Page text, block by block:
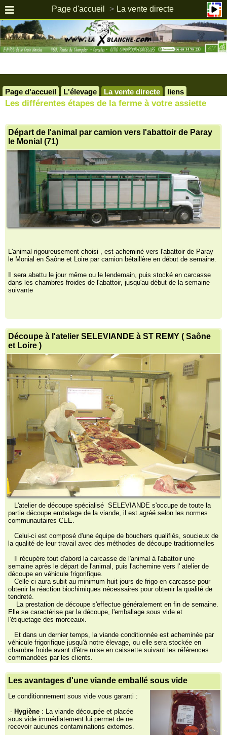
Page d'accueil La vente directe
Page d'accueil L'élevage La vente directe liens
Les différentes étapes de la ferme à votre assiette
Départ de l'animal par camion vers l'abattoir de Paray
le Monial (71)
L'animal rigoureusement choisi , est acheminé vers l'abattoir de Paray
le Monial en Saône et Loire par camion bétaillère en début de semaine.
Il sera abattu le jour même ou le lendemain, puis stocké en carcasse
dans les chambres froides de l'abattoir, jusqu'au début de la semaine
suivante
Découpe à l'atelier SELEVIANDE à ST REMY ( Saône
et Loire )
L'atelier de découpe spécialisé SELEVIANDE s'occupe de toute la
partie découpe embalage de la viande, il est agréé selon les normes
communautaires CEE.
Celui-ci est composé d'une équipe de bouchers qualifiés, soucieux de
la qualité de leur travail avec des méthodes de découpe traditionnelles
Il récupére tout d'abord la carcasse de l'animal à l'abattoir une
semaine après le départ de l'animal, puis l'achemine vers l' atelier de
découpe en véhicule frigorifique.
Celle-ci aura subit au minimum huit jours de frigo en carcasse pour
obtenir la réaction biochimiques nécessaires pour obtenir la qualité de
tendreté.
La prestation de découpe s'effectue généralement en fin de semaine.
Elle se caractérise par la découpe, l'emballage sous vide et
l'étiquetage des morceaux.
Et dans un dernier temps, la viande conditionnée est acheminée par
véhicule frigorifique jusqu'à notre élevage, ou elle sera stockée en
chambre froide avant d'être mise en caissette suivant les références
commandées par les clients.
Les avantages d'une viande emballé sous vide
Le conditionnement sous vide vous garanti :
- Hygiène : La viande découpée et placée
sous vide immédiatement lui permet de ne
recevoir aucunes contaminations externes.